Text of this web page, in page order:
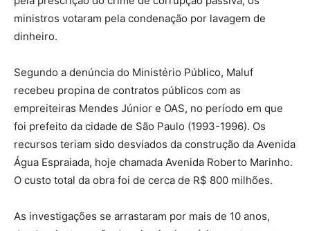
ministros votaram pela condenação por lavagem de
dinheiro.
Segundo a denúncia do Ministério Público, Maluf
recebeu propina de contratos públicos com as
empreiteiras Mendes Júnior e OAS, no período em que
foi prefeito da cidade de São Paulo (1993-1996). Os
recursos teriam sido desviados da construção da Avenida
Água Espraiada, hoje chamada Avenida Roberto Marinho.
O custo total da obra foi de cerca de R$ 800 milhões.
As investigações se arrastaram por mais de 10 anos,